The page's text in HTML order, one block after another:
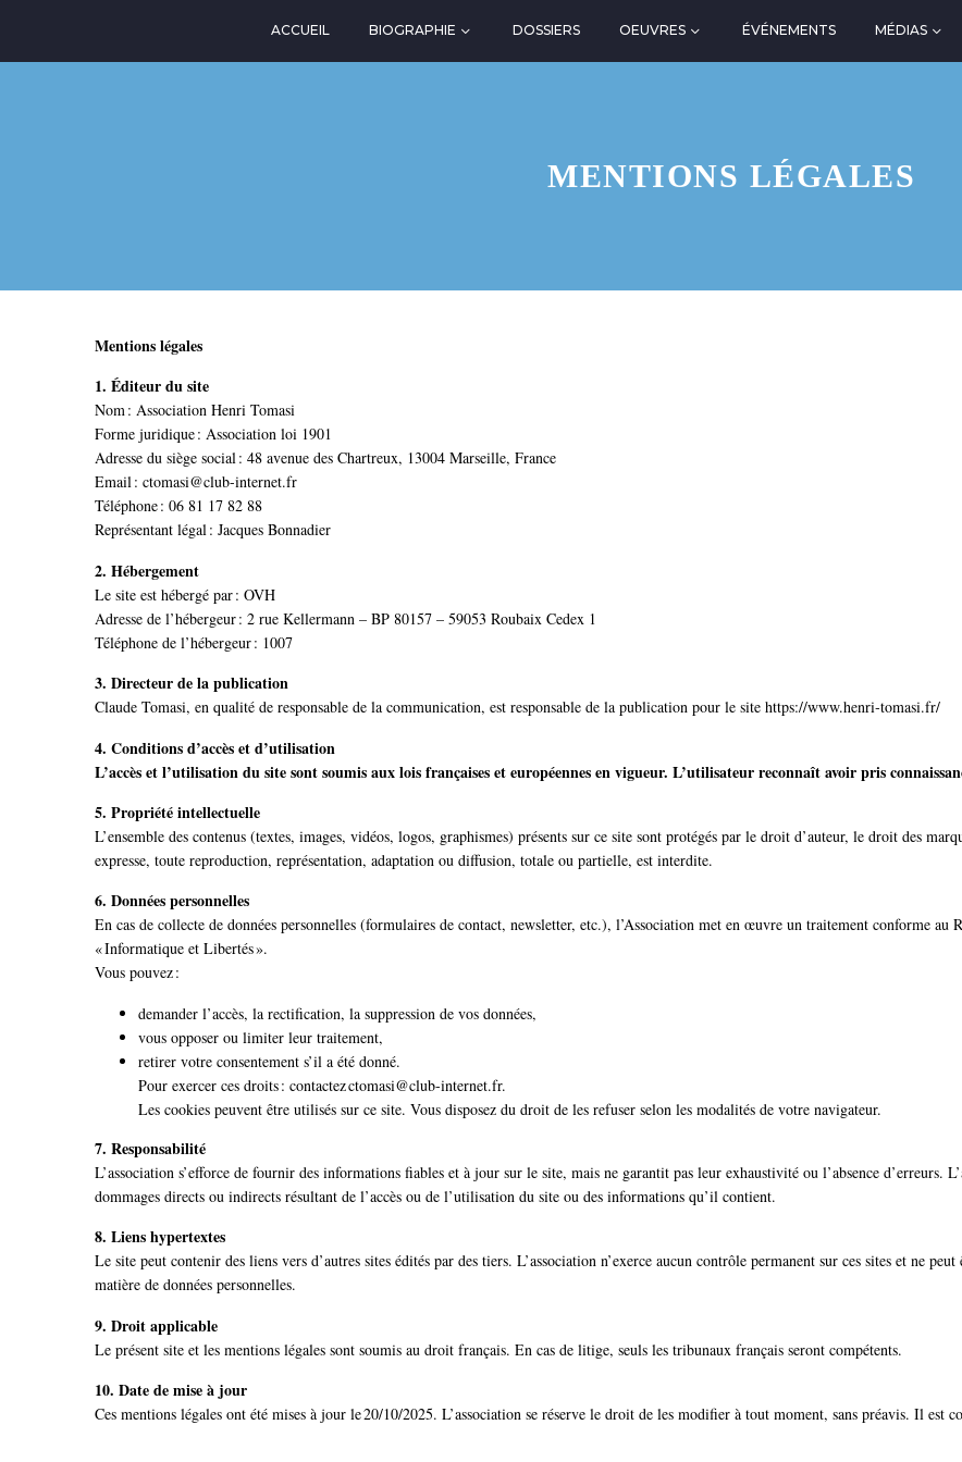
ACCUEIL BIOGRAPHIE DOSSIERS OEUVRES ÉVÉNEMENTS MÉDIAS
MENTIONS LÉGALES
Mentions légales
1. Éditeur du site
Nom : Association Henri Tomasi
Forme juridique : Association loi 1901
Adresse du siège social : 48 avenue des Chartreux, 13004 Marseille, France
Email : ctomasi@club-internet.fr
Téléphone : 06 81 17 82 88
Représentant légal : Jacques Bonnadier
2. Hébergement
Le site est hébergé par : OVH
Adresse de l’hébergeur : 2 rue Kellermann – BP 80157 – 59053 Roubaix Cedex 1
Téléphone de l’hébergeur : 1007
3. Directeur de la publication
Claude Tomasi, en qualité de responsable de la communication, est responsable de la publication pour le site https://www.henri‑tomasi.fr/
4. Conditions d’accès et d’utilisation
L’accès et l’utilisation du site sont soumis aux lois françaises et européennes en vigueur. L’utilisateur reconnaît avoir pris
5. Propriété intellectuelle
L’ensemble des contenus (textes, images, vidéos, logos, graphismes) présents sur ce site sont protégés par le droit d’auteur, le droit des
expresse, toute reproduction, représentation, adaptation ou diffusion, totale ou partielle, est interdite.
6. Données personnelles
En cas de collecte de données personnelles (formulaires de contact, newsletter, etc.), l’Association met en œuvre un traitement conforme
« Informatique et Libertés ».
Vous pouvez :
demander l’accès, la rectification, la suppression de vos données,
vous opposer ou limiter leur traitement,
retirer votre consentement s’il a été donné.
Pour exercer ces droits : contactez ctomasi@club-internet.fr.
Les cookies peuvent être utilisés sur ce site. Vous disposez du droit de les refuser selon les modalités de votre navigateur.
7. Responsabilité
L’association s’efforce de fournir des informations fiables et à jour sur le site, mais ne garantit pas leur exhaustivité ou l’absence d’erreurs.
dommages directs ou indirects résultant de l’accès ou de l’utilisation du site ou des informations qu’il contient.
8. Liens hypertextes
Le site peut contenir des liens vers d’autres sites édités par des tiers. L’association n’exerce aucun contrôle permanent sur ces sites et ne
matière de données personnelles.
9. Droit applicable
Le présent site et les mentions légales sont soumis au droit français. En cas de litige, seuls les tribunaux français seront compétents.
10. Date de mise à jour
Ces mentions légales ont été mises à jour le 20/10/2025. L’association se réserve le droit de les modifier à tout moment, sans préavis. Il est